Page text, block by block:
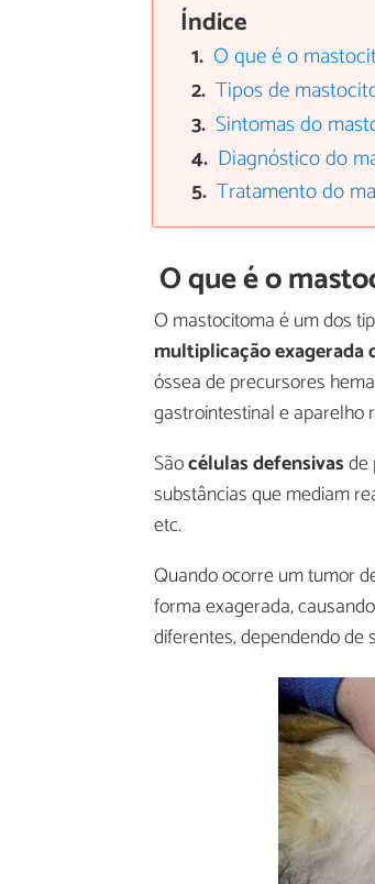
Índice
O que é o
Tipos de
Sintomas do
Diagnóstico do
Tratamento do
O que é o
O mastocitoma é um dos
multiplicação exagerada
óssea de precursores
gastrointestinal e aparelho
Sãocélulas defensivasde
substâncias que mediam
etc.
Quando ocorre um tumor
forma exagerada, causando
diferentes, dependendo de